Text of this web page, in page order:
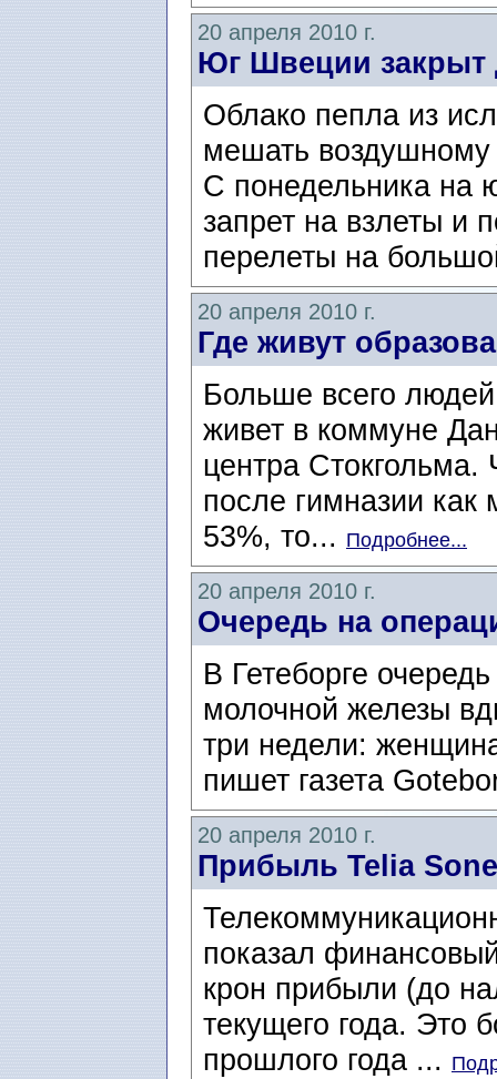
20 апреля 2010 г.
Юг Швеции закрыт
Облако пепла из
мешать
С понедельника на
запрет на взлеты и
перелеты на
20 апреля 2010 г.
Где живут
Больше всего
живет в коммуне
центра
после гимназии как
53%, то... Подробнее...
20 апреля 2010 г.
Очередь на
В Гетеборге
молочной железы
три недели:
пишет газета
20 апреля 2010 г.
Прибыль Telia
показал
крон прибыли (до
текущего года. Это
прошлого года ...